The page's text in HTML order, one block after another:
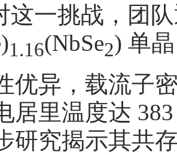
这一挑战，团
1.16(NbSe2) 单
优异，载流子
居里温度达
研究揭示其共